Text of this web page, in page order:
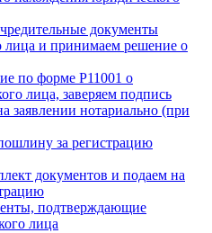
документы
лица и принимаем решение о
по форме Р11001 о
лица, заверяем подпись
заявлении нотариально (при
за регистрацию
документов и подаем на
подтверждающие
лица